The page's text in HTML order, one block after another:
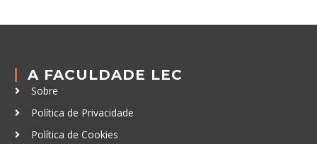
A FACULDADE LEC
Sobre
Política de Privacidade
Política de Cookies